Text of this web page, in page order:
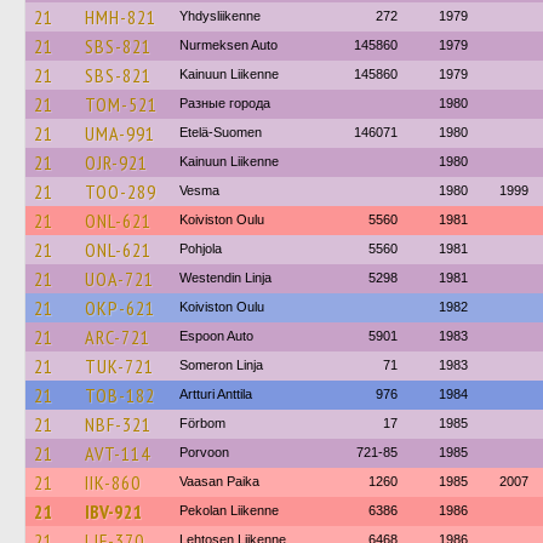
21 HMH-821 Yhdysliikenne 272 1979
21 SBS-821 Nurmeksen Auto 145860 1979
21 SBS-821 Kainuun Liikenne 145860 1979
21 TOM-521 Разные города 1980
21 UMA-991 Etelä-Suomen 146071 1980
21 OJR-921 Kainuun Liikenne 1980
21 TOO-289 Vesma 1980 1999
21 ONL-621 Koiviston Oulu 5560 1981
21 ONL-621 Pohjola 5560 1981
21 UOA-721 Westendin Linja 5298 1981
21 OKP-621 Koiviston Oulu 1982
21 ARC-721 Espoon Auto 5901 1983
21 TUK-721 Someron Linja 71 1983
21 TOB-182 Artturi Anttila 976 1984
21 NBF-321 Förbom 17 1985
21 AVT-114 Porvoon 721-85 1985
21 IIK-860 Vaasan Paika 1260 1985 2007
21 IBV-921 Pekolan Liikenne 6386 1986
Lehtosen Liikenne 6468 1986